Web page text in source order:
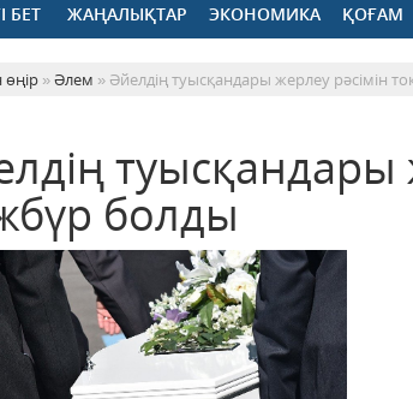
БЕТ ЖАҢАЛЫҚТАР ЭКОНОМИКА ҚОҒАМ
өңір »Әлем » Әйелдің туысқандары жерлеу рәсімін
туысқандары
болды